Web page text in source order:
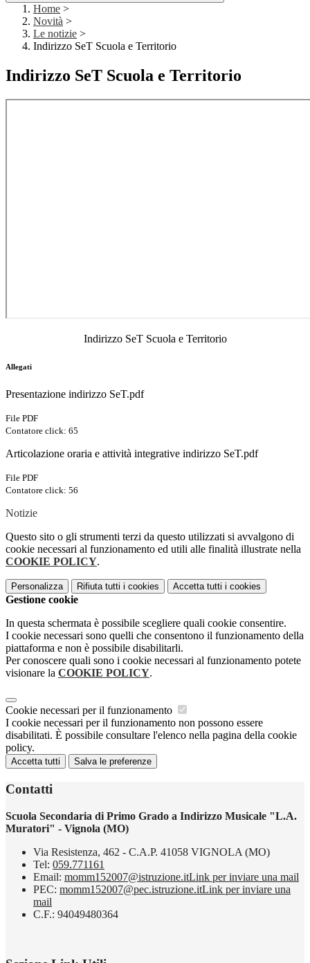
Home >
Novità >
Le notizie >
Indirizzo SeT Scuola e Territorio
Indirizzo SeT Scuola e Territorio
Indirizzo SeT Scuola e Territorio
Allegati
Presentazione indirizzo SeT.pdf
File PDF
Contatore click: 65
Articolazione oraria e attività integrative indirizzo SeT.pdf
File PDF
Contatore click: 56
Notizie
Questo sito o gli strumenti terzi da questo utilizzati si avvalgono di
cookie necessari al funzionamento ed utili alle finalità illustrate nella
COOKIE POLICY.
Personalizza Rifiuta tutti i cookies Accetta tutti i cookies
Gestione cookie
In questa schermata è possibile scegliere quali cookie consentire.
I cookie necessari sono quelli che consentono il funzionamento della
piattaforma e non è possibile disabilitarli.
Per conoscere quali sono i cookie necessari al funzionamento potete
visionare la COOKIE POLICY.
Cookie necessari per il funzionamento
I cookie necessari per il funzionamento non possono essere
disabilitati. È possibile consultare l'elenco nella pagina della cookie
policy.
Accetta tutti Salva le preferenze
Contatti
Scuola Secondaria di Primo Grado a Indirizzo Musicale "L.A.
Muratori" - Vignola (MO)
Via Resistenza, 462 - C.A.P. 41058 VIGNOLA (MO)
Tel: 059.771161
Email: momm152007@istruzione.itLink per inviare una mail
PEC: momm152007@pec.istruzione.itLink per inviare una
mail
C.F.: 94049480364